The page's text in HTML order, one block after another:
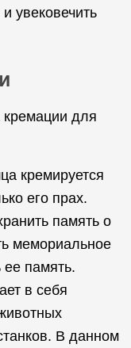
увековечить
для
кремируется
его прах.
память о
мемориальное
ее память.
в себя
В данном